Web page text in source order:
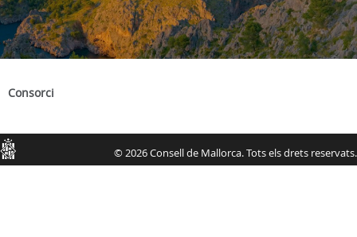
Consorci
Consell
© 2026 Consell de Mallorca. Tots els drets reservats.